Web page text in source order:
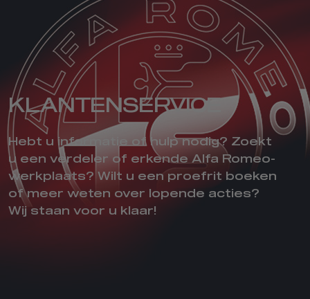
KLANTENSERVICE
Hebt u informatie of hulp nodig? Zoekt
u een verdeler of erkende Alfa Romeo-
werkplaats? Wilt u een proefrit boeken
of meer weten over lopende acties?
Wij staan voor u klaar!